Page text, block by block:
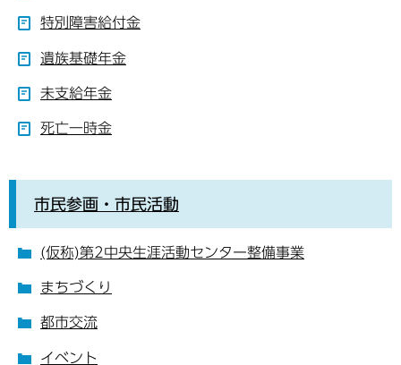
特別障害給付金
遺族基礎年金
未支給年金
死亡一時金
市民参画・市民活動
(仮称)第2中央生涯活動センター整備事業
まちづくり
都市交流
イベント